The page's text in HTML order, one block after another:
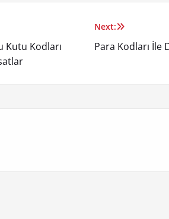
Kutu Kodları
Next:
Para Kodları İle